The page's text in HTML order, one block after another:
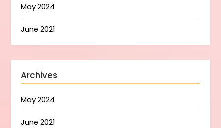
May 2024
June 2021
Archives
May 2024
June 2021